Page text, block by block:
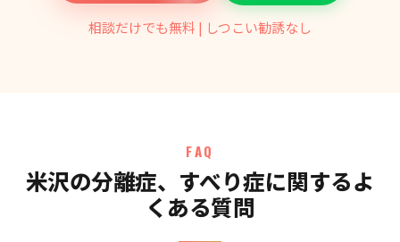
相談だけでも無料 | しつこい勧誘なし
FAQ
米沢の分離症、すべり症に関するよ
くある質問